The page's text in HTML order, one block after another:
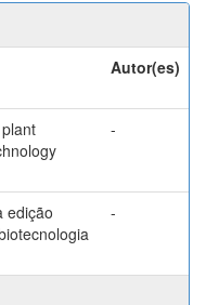
Autor(es)
-
edição
-